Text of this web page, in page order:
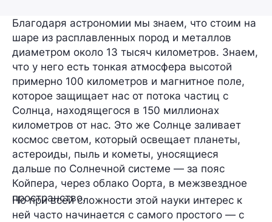
Благодаря астрономии мы знаем, что стоим на
шаре из расплавленных пород и металлов
диаметром около 13 тысяч километров. Знаем,
что у него есть тонкая атмосфера высотой
примерно 100 километров и магнитное поле,
которое защищает нас от потока частиц с
Солнца, находящегося в 150 миллионах
километров от нас. Это же Солнце заливает
космос светом, который освещает планеты,
астероиды, пыль и кометы, уносящиеся
дальше по Солнечной системе — за пояс
Койпера, через облако Оорта, в межзвездное
пространство.
Но при всей сложности этой науки интерес к
ней часто начинается с самого простого — с